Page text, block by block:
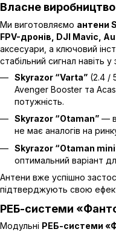
Власне
Ми виготовляємо антени
FPV-дронів, DJI Mavic,
аксесуари, а ключовий
стабільний сигнал навіть
Skyrazor “Varta” (2.4 /
Avenger Booster та
потужність.
Skyrazor “Otaman” —
не має аналогів на
Skyrazor “Otaman
оптимальний варіант
Антени вже успішно
підтверджують свою
РЕБ-системи
Модульні РЕБ-системи